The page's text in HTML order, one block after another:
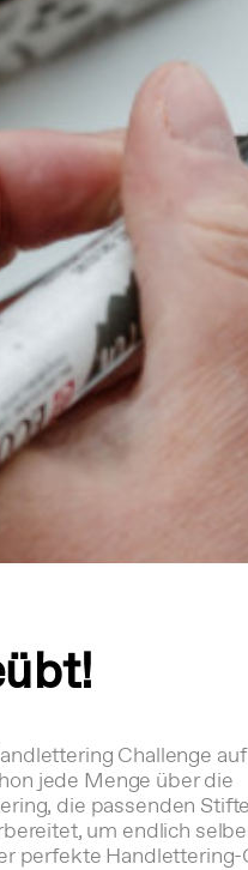
Challenge
jede Menge über die
die passenden
um endlich
perfekte Handlettering-